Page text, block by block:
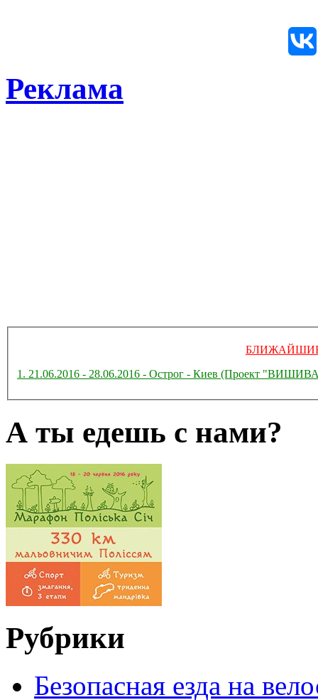
Реклама
1. 21.06.2016 - 28.06.2016 - Острог - Киев (Проект
А ты едешь с нами?
Рубрики
Безопасная езда на